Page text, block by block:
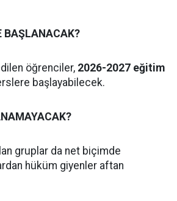
BAŞLANACAK?
öğrenciler, 2026-2027 eğitim
başlayabilecek.
gruplar da net biçimde
hüküm giyenler aftan